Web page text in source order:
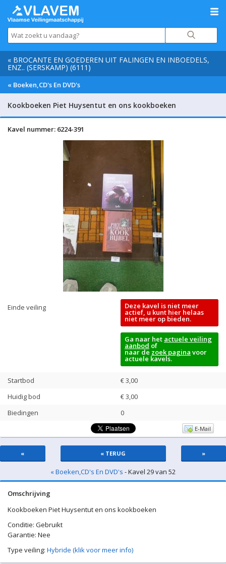
« BROCANTE EN GOEDEREN UIT FALINGEN EN INBOEDELS,
ENZ.. (SERSKAMP) (6111)
« Boeken,CD's En DVD's
Kookboeken Piet Huysentut en ons kookboeken
Kavel nummer: 6224-391
Einde veiling Deze kavel is niet meer
actief, u kunt hier helaas
niet meer op bieden.
Ga naar het actuele veiling
aanbod of
naar de zoek pagina voor
actuele kavels.
Startbod
€ 3,00
Huidig bod
€3,00
Biedingen
0
E-Mail
« « TERUG »
« Boeken,CD's En DVD's - Kavel 29 van 52
Omschrijving
Kookboeken Piet Huysentut en ons kookboeken
Conditie: Gebruikt
Garantie: Nee
Type veiling: Hybride (klik voor meer info)